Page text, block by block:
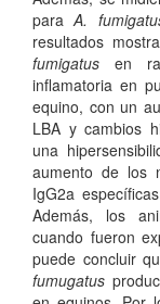
paraA.
resultados
fumigatus en
inflamatoria en
equino, con un
LBA y cambios
una
aumento de los
IgG2a
Además, los
cuando fueron
puede concluir
fumugatus